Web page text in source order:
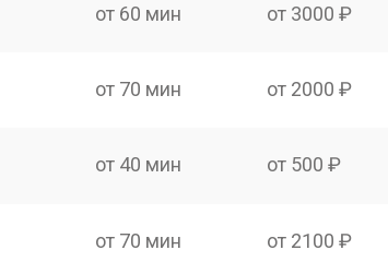
от 60 мин от 3000 ₽
от 70 мин от 2000 ₽
от 40 мин от 500 ₽
от 70 мин от 2100 ₽